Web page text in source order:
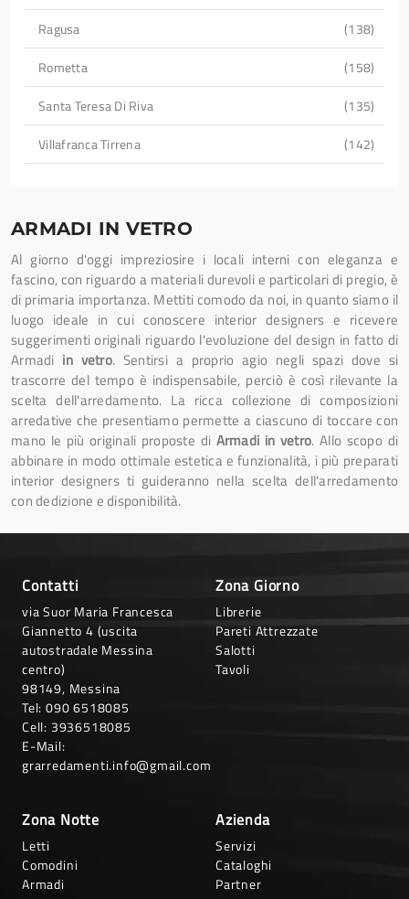
Ragusa
138
Rometta
158
Santa Teresa Di Riva
135
Villafranca Tirrena
142
ARMADI IN VETRO
Al giorno d'oggi impreziosire i locali interni con eleganza e
fascino, con riguardo a materiali durevoli e particolari di pregio, è
di primaria importanza. Mettiti comodo da noi, in quanto siamo il
luogo ideale in cui conoscere interior designers e ricevere
suggerimenti originali riguardo l'evoluzione del design in fatto di
Armadi in vetro. Sentirsi a proprio agio negli spazi dove si
trascorre del tempo è indispensabile, perciò è così rilevante la
scelta dell'arredamento. La ricca collezione di composizioni
arredative che presentiamo permette a ciascuno di toccare con
mano le più originali proposte di Armadi in vetro. Allo scopo di
abbinare in modo ottimale estetica e funzionalità, i più preparati
interior designers ti guideranno nella scelta dell'arredamento
con dedizione e disponibilità.
Contatti
via Suor Maria Francesca
Giannetto 4 (uscita
autostradale Messina
centro)
98149, Messina
Tel: 090 6518085
Cell: 3936518085
E-Mail:
grarredamenti.info@gmail.com
Zona Giorno
Librerie
Pareti Attrezzate
Salotti
Tavoli
Zona Notte
Letti
Comodini
Armadi
Azienda
Servizi
Cataloghi
Partner